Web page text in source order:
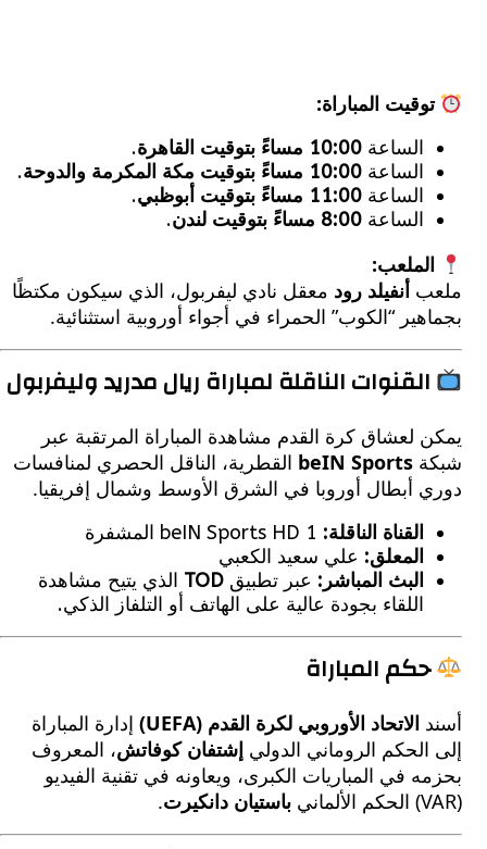
المباراة:
الساعة10:00 مساءً بتوقيت القاهرة
الساعة10:00 مساءً بتوقيت مكة المكرمة والدوحة
.
الساعة11:00 مساءً بتوقيت أبوظبي
الساعة8:00 مساءً بتوقيت لندن .
أنفيلد رودمعقل نادي ليفربول، الذي سيكون مكتظًا
“الكوب” الحمراء في أجواء أوروبية استثنائية.
الناقلة لمباراة ريال مدريد وليفربول
لعشاق كرة القدم مشاهدة المباراة المرتقبة عبر
beIN Sportsالقطرية، الناقل الحصري لمنافسات
أبطال أوروبا في الشرق الأوسط وشمال إفريقيا.
القناة الناقلة:
المعلق:
علي سعيد الكعبي
البث المباشر: عبر تطبيق TODالذي يتيح مشاهدة
اللقاء بجودة عالية على الهاتف أو التلفاز الذكي.
المباراة
الاتحاد الأوروبي لكرة القدم (UEFA)
إدارة المباراة
الروماني الدولي إشتفان كوفاتش، المعروف
في المباريات الكبرى، ويعاونه في تقنية الفيديو
باستيان دانكيرت.